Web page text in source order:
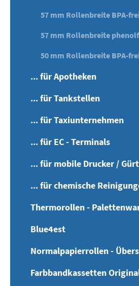
57 mm Rollenbreite BPA-
57 mm Rollenbreite
50 mm Rollenbreite BPA-
... für Apotheken
... für Tankstellen
... für Taxiunternehmen
... für EC - Terminals
... für mobile Drucker /
... für chemische
Thermorollen -
Blue4est
Normalpapierrollen -
Farbbandkassetten